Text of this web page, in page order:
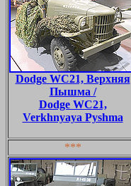
Dodge WC21, Верхняя
Пышма /
Dodge WC21,
Verkhnyaya Pyshma
***